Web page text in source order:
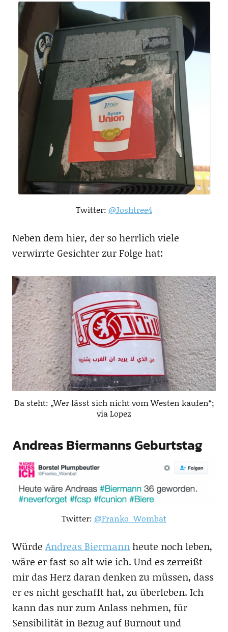
Twitter: @Joshtree4
Neben dem hier, der so herrlich viele
verwirrte Gesichter zur Folge hat:
Da steht: „Wer lässt sich nicht vom Westen kaufen“;
via Lopez
Andreas Biermanns Geburtstag
Twitter: @Franko_Wombat
Würde Andreas Biermannheute noch leben,
wäre er fast so alt wie ich. Und es zerreißt
mir das Herz daran denken zu müssen, dass
er es nicht geschafft hat, zu überleben. Ich
kann das nur zum Anlass nehmen, für
Sensibilität in Bezug auf Burnout und